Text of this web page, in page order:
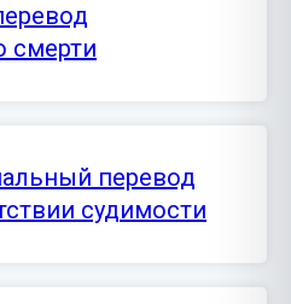
смерти
перевод
судимости